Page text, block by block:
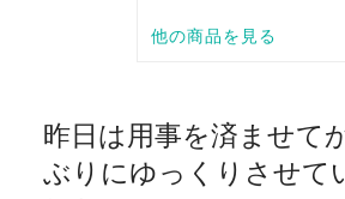
昨日は用事を済ませて
ぶりにゆっくりさせて